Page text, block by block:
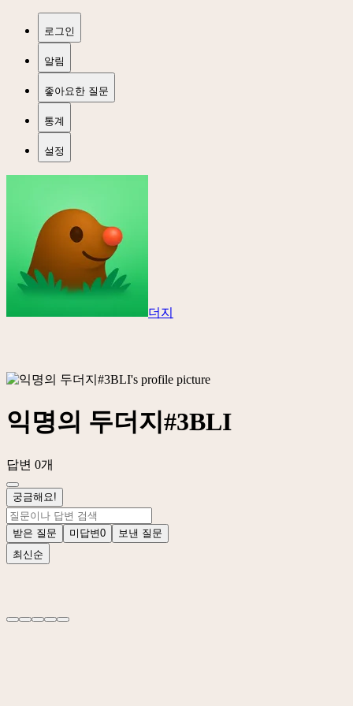
로그인
알림
좋아요한 질문
통계
설정
더지
익명의 두더지#3BLI
답변 0개
궁금해요!
받은 질문 미답변0
보낸 질문
최신순